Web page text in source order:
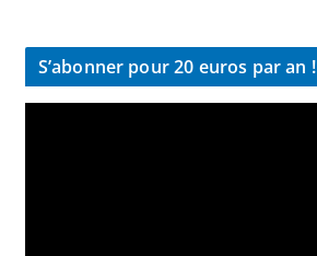
S’abonner pour 20 euros par an !